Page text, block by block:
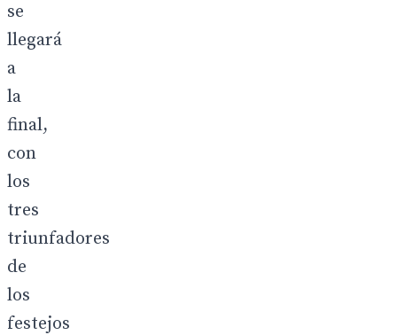
se
llegará
a
la
final,
con
los
tres
triunfadores
de
los
festejos